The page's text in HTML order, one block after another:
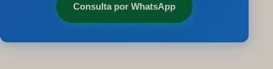
Consulta por WhatsApp